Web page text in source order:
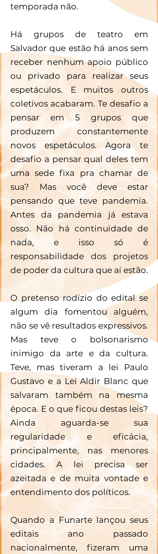
temporada não.
Há grupos de teatro em
Salvador que estão há anos sem
receber nenhum apoio público
ou privado para realizar seus
espetáculos. E muitos outros
coletivos acabaram. Te desafio a
pensar em 5 grupos que
produzem constantemente
novos espetáculos. Agora te
desafio a pensar qual deles tem
uma sede fixa pra chamar de
sua? Mas você deve estar
pensando que teve pandemia.
Antes da pandemia já estava
osso. Não há continuidade de
nada, e isso só é
responsabilidade dos projetos
O pretenso rodízio do edital se
algum dia fomentou alguém,
não se vê resultados expressivos.
Mas teve o bolsonarismo
inimigo da arte e da cultura.
Teve, mas tiveram a lei Paulo
Gustavo e a Lei Aldir Blanc que
salvaram também na mesma
época. E o que ficou destas leis?
Ainda aguarda-se sua
regularidade e eficácia,
principalmente, nas menores
cidades. A lei precisa ser
azeitada e de muita vontade e
entendimento dos políticos.
Quando a Funarte lançou seus
editais ano passado
nacionalmente, fizeram uma